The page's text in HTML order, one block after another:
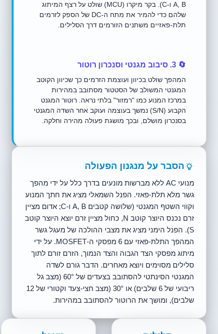
A, B ו-C). בקר מיקרו (MCU) שולט על רצף המיתוג
שלהם כדי להמיר את מתח ה-DC של הספק לזרמים
תלת-פאזיים משתנים הזורמים דרך הסלילים.
🔄 3. סיבוב מגנטי וסנכרון רוטור
המהפך שולט בכיוון ועוצמת הזרמים כך שכיוון הקוטב
המגנטי המשולב של הסטטור מסתובב במהירות
במרכז המנוע כמו "רמזור" בלתי נראה. רוטור המגנט
הקבוע (S/N) נמשך בעוצמה ועוקב אחר השדה המגנטי
בסנכרון מושלם, ובכך מושגת פעולה מהירה וחלקה.
הסבר על מנגנון הפעולה
מנועי AC ללא מברשות מונעים בדרך כלל על ידי מהפך
גשר מלא תלת-פאזי. הפנל השמאלי מציג את חתך המנוע
וקווי השטף המגנטי (שלושה קטבים A, B ו-C; אדום מציין
זרם נכנס היוצר קוטב N, כחול מציין זרם יוצא היוצר קוטב
S). הפנל הימני מציג את מצבי ההולכה של מעגל גשר
המהפך התלת-פאזי עם 6 מפסקי ה-MOSFET. על ידי
מיתוג מפסקי הצד הגבוה והצד הנמוך, הזרם זורם לתוך
סלילים מסוימים ויוצא מאחרים. הדבר גורם לשדה
המגנטי הסינתטי להסתובב בצעדים של 60° (מצב גל
ריבועי של 6 שלבים) או 30° (מצב חצי-צעד וקטורי של 12
שלבים), ומושך את הרוטור להסתובב במהירות.